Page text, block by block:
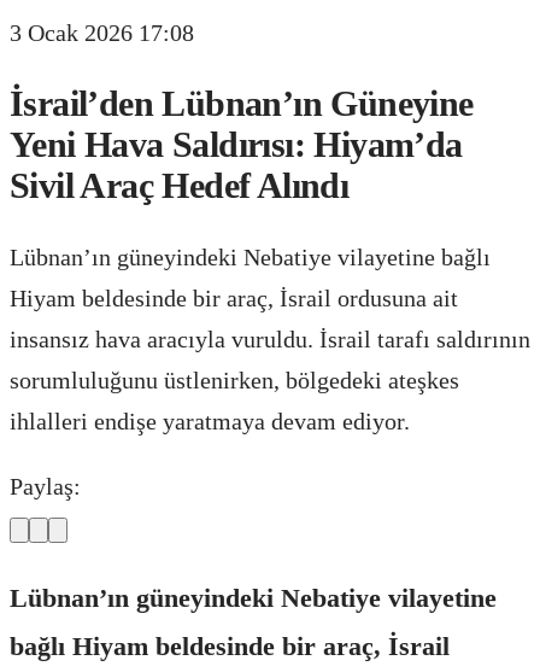
3 Ocak 2026 17:08
İsrail’den Lübnan’ın Güneyine
Yeni Hava Saldırısı: Hiyam’da
Sivil Araç Hedef Alındı
Lübnan’ın güneyindeki Nebatiye vilayetine bağlı
Hiyam beldesinde bir araç, İsrail ordusuna ait
insansız hava aracıyla vuruldu. İsrail tarafı saldırının
sorumluluğunu üstlenirken, bölgedeki ateşkes
ihlalleri endişe yaratmaya devam ediyor.
Paylaş:
Lübnan’ın güneyindeki Nebatiye vilayetine
bağlı Hiyam beldesinde bir araç, İsrail